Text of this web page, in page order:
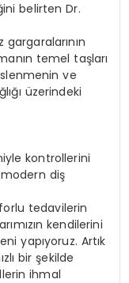
belirten Dr.
gargaralarının
temel taşları
ve
üzerindeki
kontrollerini
diş
tedavilerin
kendilerini
yapıyoruz. Artık
bir şekilde
ihmal